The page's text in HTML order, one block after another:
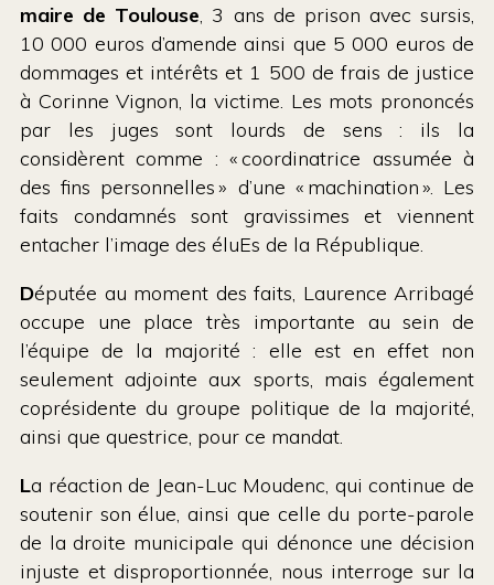
maire de Toulouse , 3 ans de prison avec sursis,
10 000 euros d’amende ainsi que 5 000 euros de
dommages et intérêts et 1 500 de frais de justice
à Corinne Vignon, la victime. Les mots prononcés
par les juges sont lourds de sens : ils la
considèrent comme : « coordinatrice assumée à
des fins personnelles » d’une « machination ». Les
faits condamnés sont gravissimes et viennent
entacher l’image des éluEs de la République.
Députée au moment des faits, Laurence Arribagé
occupe une place très importante au sein de
l’équipe de la majorité : elle est en effet non
seulement adjointe aux sports, mais également
coprésidente du groupe politique de la majorité,
ainsi que questrice, pour ce mandat.
La réaction de Jean-Luc Moudenc, qui continue de
soutenir son élue, ainsi que celle du porte-parole
de la droite municipale qui dénonce une décision
injuste et disproportionnée, nous interroge sur la